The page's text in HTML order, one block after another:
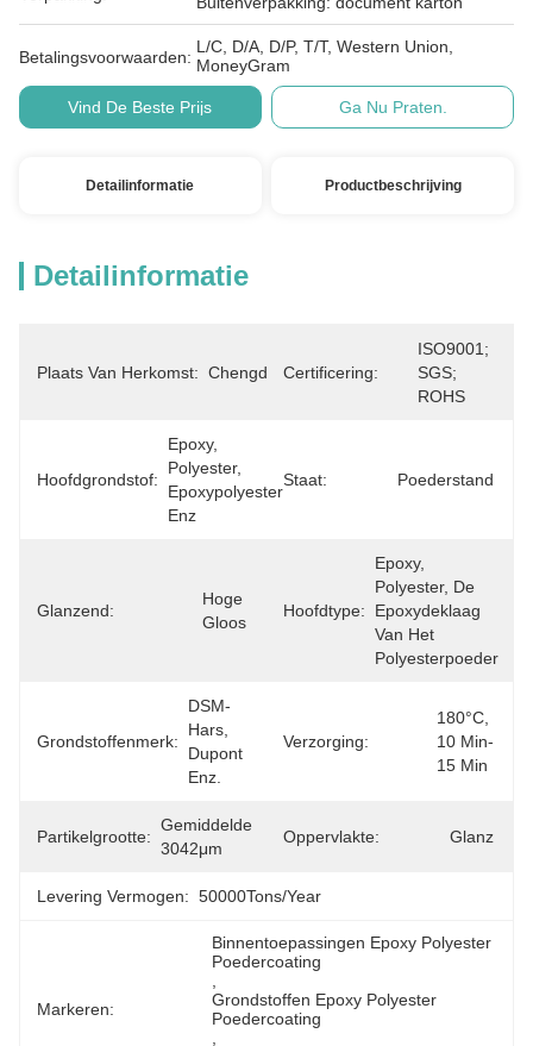
Betalingsvoorwaarden:
L/C, D/A, D/P, T/T, Western Union,
MoneyGram
Vind De Beste Prijs Ga Nu Praten.
Detailinformatie Productbeschrijving
Detailinformatie
Plaats Van Herkomst: Chengdu Certificering:
ISO9001;
SGS;
ROHS
Hoofdgrondstof:
Epoxy,
Polyester,
Epoxypolyester
Enz
Staat: Poederstand
Glanzend:
Hoge
Gloos
Hoofdtype:
Epoxy,
Polyester, De
Epoxydeklaag
Van Het
Polyesterpoeder
Grondstoffenmerk:
DSM-
Hars,
Dupont
Enz.
Verzorging:
180°C,
10 Min-
15 Min
Partikelgrootte:
Gemiddelde
3042μm
Oppervlakte: Glanz
Levering Vermogen: 50000Tons/Year
Markeren:
Binnentoepassingen Epoxy Polyester
Poedercoating
Grondstoffen Epoxy Polyester
Poedercoating